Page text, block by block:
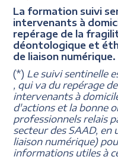
La formation suivi
intervenants à
repérage de la
déontologique et
de liaison numérique.
(*) Le suivi sentinelle
, qui va du repérage
intervenants à
d'actions et la bonne
professionnels relais
secteur des SAAD,
liaison numérique)
informations utiles à